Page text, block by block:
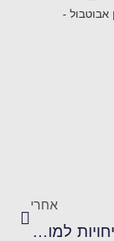
אחרי
חברת שליחויות למוצרי תינוקות וילדים